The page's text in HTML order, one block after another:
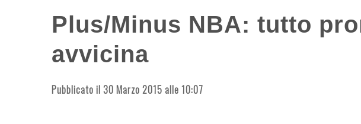
Plus/Minus NBA: tutto
avvicina
Pubblicato il 30 Marzo 2015 alle 10:07